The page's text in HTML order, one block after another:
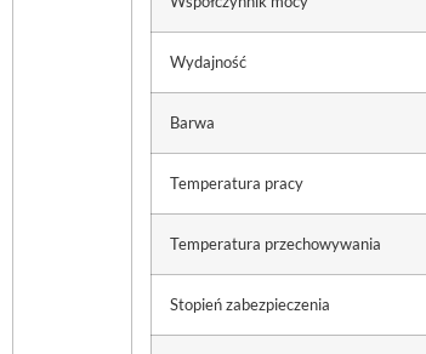
Wydajność
Barwa
Temperatura pracy
Temperatura przechowywania
Stopień zabezpieczenia